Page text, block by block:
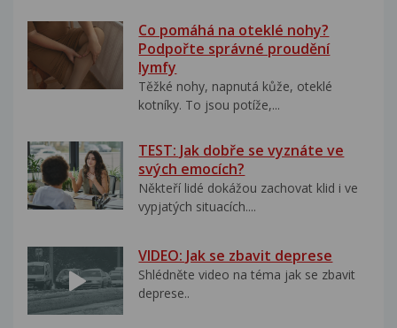
Co pomáhá na oteklé nohy?
Podpořte správné proudění
lymfy
Těžké nohy, napnutá kůže, oteklé
kotníky. To jsou potíže,...
TEST: Jak dobře se vyznáte ve
svých emocích?
Někteří lidé dokážou zachovat klid i ve
vypjatých situacích....
VIDEO: Jak se zbavit deprese
Shlédněte video na téma jak se zbavit
deprese..